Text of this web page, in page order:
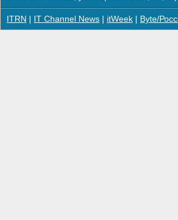
ITRN IT Channel News itWeek Byte/